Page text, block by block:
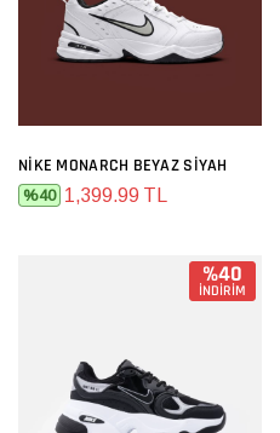
NIKE MONARCH BEYAZ SIYAH
%40 1,399.99 TL
%40
İNDİRİM